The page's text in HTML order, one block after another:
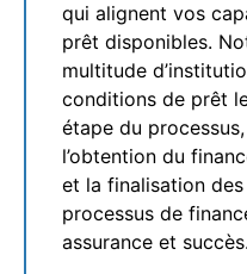
qui alignent vos
prêt disponibles.
multitude
conditions de prêt
étape du
l’obtention du
et la finalisation
processus de
assurance et succès.